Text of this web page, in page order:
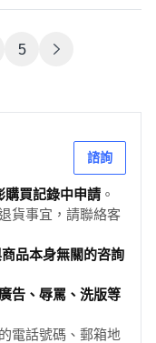
5
諮詢
購買記錄中申請 。
貨事宜，請聯絡客
品本身無關的咨詢
告、辱罵、洗版等
電話號碼、郵箱地